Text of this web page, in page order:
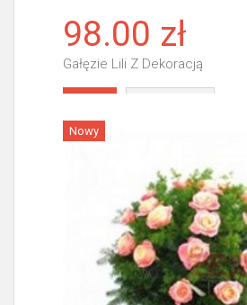
98.00 zł
Gałęzie Lili Z Dekoracją
Nowy